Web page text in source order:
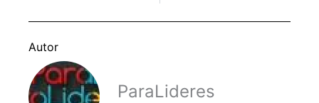
Autor
ParaLideres